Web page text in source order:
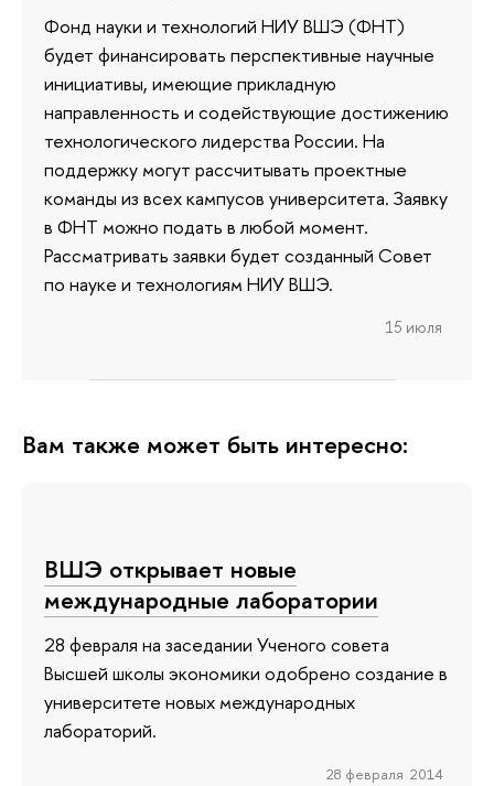
Фонд науки и технологий НИУ ВШЭ (ФНТ)
будет финансировать перспективные научные
инициативы, имеющие прикладную
направленность и содействующие достижению
технологического лидерства России. На
поддержку могут рассчитывать проектные
команды из всех кампусов университета. Заявку
в ФНТ можно подать в любой момент.
Рассматривать заявки будет созданный Совет
по науке и технологиям НИУ ВШЭ.
15 июля
Вам также может быть интересно:
ВШЭ открывает новые
международные лаборатории
28 февраля на заседании Ученого совета
Высшей школы экономики одобрено создание в
университете новых международных
лабораторий.
28 февраля 2014